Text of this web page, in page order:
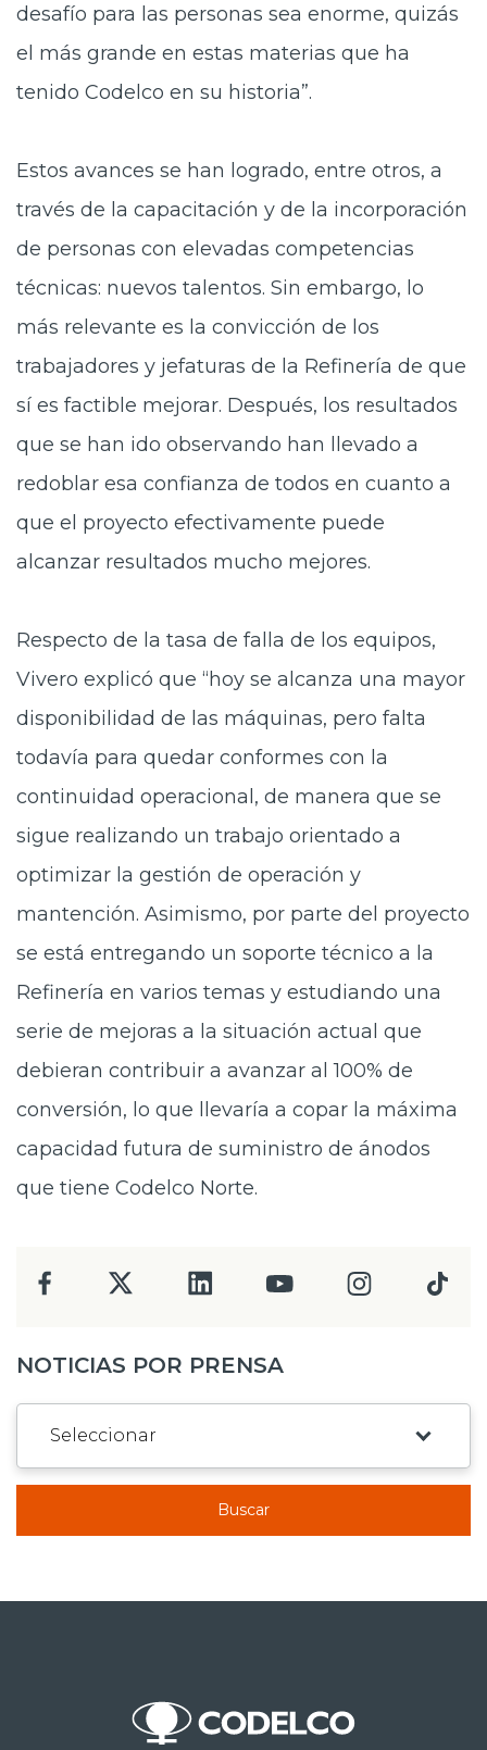
desafío para las personas sea enorme, quizás
el más grande en estas materias que ha
tenido Codelco en su historia”.
Estos avances se han logrado, entre otros, a
través de la capacitación y de la incorporación
de personas con elevadas competencias
técnicas: nuevos talentos. Sin embargo, lo
más relevante es la convicción de los
trabajadores y jefaturas de la Refinería de que
sí es factible mejorar. Después, los resultados
que se han ido observando han llevado a
redoblar esa confianza de todos en cuanto a
que el proyecto efectivamente puede
alcanzar resultados mucho mejores.
Respecto de la tasa de falla de los equipos,
Vivero explicó que “hoy se alcanza una mayor
disponibilidad de las máquinas, pero falta
todavía para quedar conformes con la
continuidad operacional, de manera que se
sigue realizando un trabajo orientado a
optimizar la gestión de operación y
mantención. Asimismo, por parte del proyecto
se está entregando un soporte técnico a la
Refinería en varios temas y estudiando una
serie de mejoras a la situación actual que
debieran contribuir a avanzar al 100% de
conversión, lo que llevaría a copar la máxima
capacidad futura de suministro de ánodos
que tiene Codelco Norte.
NOTICIAS POR PRENSA
Buscar